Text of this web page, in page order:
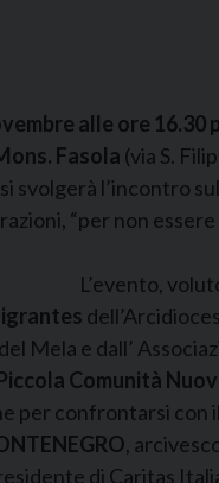
alle ore 16.30
Fasola (via S.
svolgerà l’incontro
“per non
L’evento,
Mela e dall’
Comunità
per confrontarsi con il
,
di Caritas